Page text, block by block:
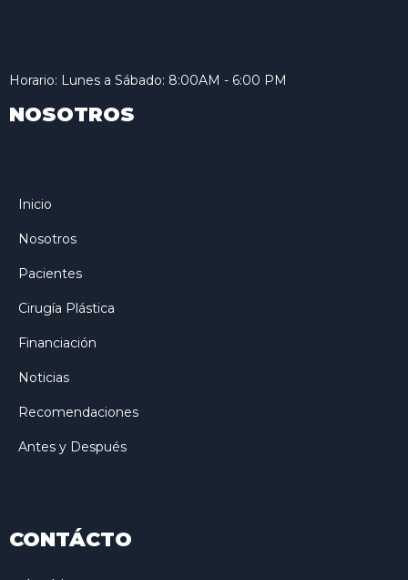
Horario: Lunes a Sábado: 8:00AM - 6:00 PM
NOSOTROS
Inicio
Nosotros
Pacientes
Cirugía Plástica
Financiación
Noticias
Recomendaciones
Antes y Después
CONTÁCTO